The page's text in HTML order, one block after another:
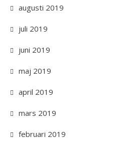
augusti 2019
juli 2019
juni 2019
maj 2019
april 2019
mars 2019
februari 2019